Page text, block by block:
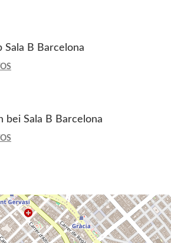
Sala B Barcelona
bei Sala B Barcelona